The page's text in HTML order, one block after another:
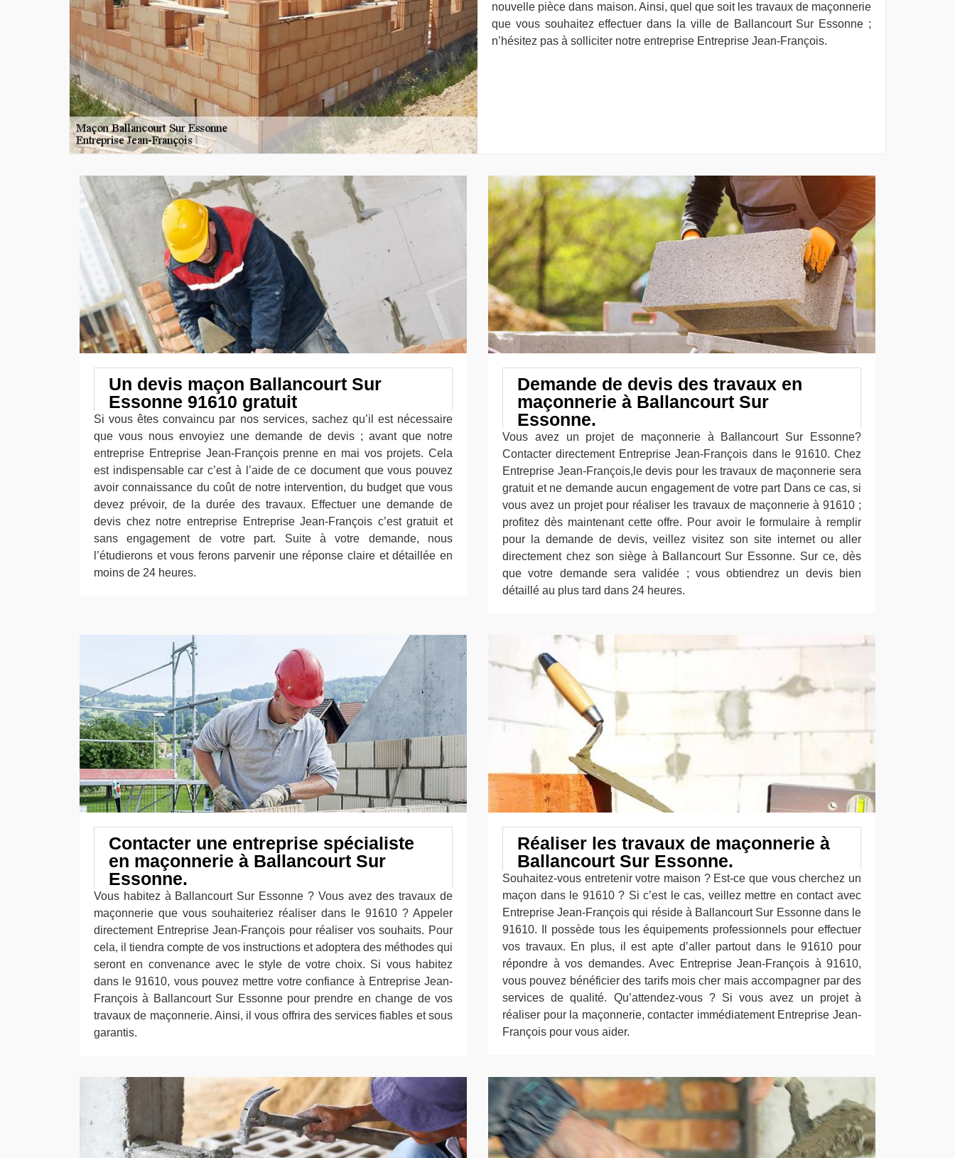
nouvelle pièce dans maison. Ainsi, quel que soit les travaux de maçonnerie
que vous souhaitez effectuer dans la ville de Ballancourt Sur Essonne ;
n’hésitez pas à solliciter notre entreprise Entreprise Jean-François.
Un devis maçon Ballancourt Sur
Essonne 91610 gratuit
Si vous êtes convaincu par nos services, sachez qu’il est nécessaire
que vous nous envoyiez une demande de devis ; avant que notre
entreprise Entreprise Jean-François prenne en mai vos projets. Cela
est indispensable car c’est à l’aide de ce document que vous pouvez
avoir connaissance du coût de notre intervention, du budget que vous
devez prévoir, de la durée des travaux. Effectuer une demande de
devis chez notre entreprise Entreprise Jean-François c’est gratuit et
sans engagement de votre part. Suite à votre demande, nous
l’étudierons et vous ferons parvenir une réponse claire et détaillée en
moins de 24 heures.
Demande de devis des travaux en
maçonnerie à Ballancourt Sur
Essonne.
Vous avez un projet de maçonnerie à Ballancourt Sur Essonne?
Contacter directement Entreprise Jean-François dans le 91610. Chez
Entreprise Jean-François,le devis pour les travaux de maçonnerie sera
gratuit et ne demande aucun engagement de votre part Dans ce cas, si
vous avez un projet pour réaliser les travaux de maçonnerie à 91610 ;
profitez dès maintenant cette offre. Pour avoir le formulaire à remplir
pour la demande de devis, veillez visitez son site internet ou aller
directement chez son siège à Ballancourt Sur Essonne. Sur ce, dès
que votre demande sera validée ; vous obtiendrez un devis bien
détaillé au plus tard dans 24 heures.
Contacter une entreprise spécialiste
en maçonnerie à Ballancourt Sur
Essonne.
Vous habitez à Ballancourt Sur Essonne ? Vous avez des travaux de
maçonnerie que vous souhaiteriez réaliser dans le 91610 ? Appeler
directement Entreprise Jean-François pour réaliser vos souhaits. Pour
cela, il tiendra compte de vos instructions et adoptera des méthodes qui
seront en convenance avec le style de votre choix. Si vous habitez
dans le 91610, vous pouvez mettre votre confiance à Entreprise Jean-
François à Ballancourt Sur Essonne pour prendre en change de vos
travaux de maçonnerie. Ainsi, il vous offrira des services fiables et sous
garantis.
Réaliser les travaux de maçonnerie à
Ballancourt Sur Essonne.
Souhaitez-vous entretenir votre maison ? Est-ce que vous cherchez un
maçon dans le 91610 ? Si c’est le cas, veillez mettre en contact avec
Entreprise Jean-François qui réside à Ballancourt Sur Essonne dans le
91610. Il possède tous les équipements professionnels pour effectuer
vos travaux. En plus, il est apte d’aller partout dans le 91610 pour
répondre à vos demandes. Avec Entreprise Jean-François à 91610,
vous pouvez bénéficier des tarifs mois cher mais accompagner par des
services de qualité. Qu’attendez-vous ? Si vous avez un projet à
réaliser pour la maçonnerie, contacter immédiatement Entreprise Jean-
François pour vous aider.